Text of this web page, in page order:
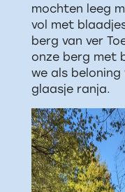
mochten leeg
vol met
berg van ver
onze berg met
we als beloning
glaasje ranja.